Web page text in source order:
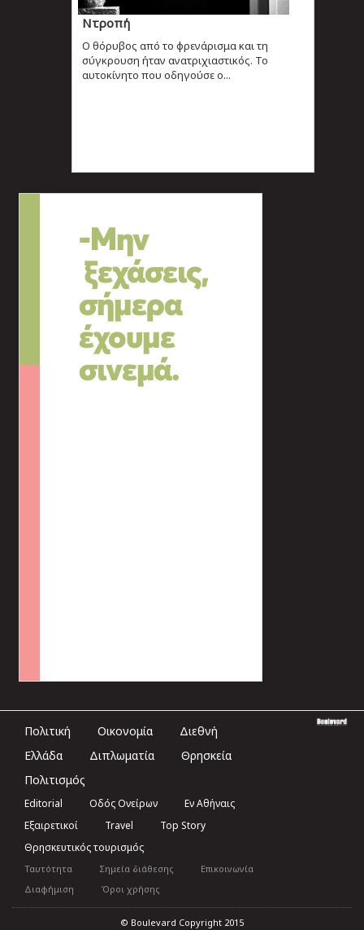
Ντροπή
O θόρυβος από το φρενάρισμα και τη
σύγκρουση ήταν ανατριχιαστικός. Το
αυτοκίνητο που οδηγούσε ο...
Πολιτική Οικονομία
Διεθνή
Ελλάδα
Διπλωματία
Θρησκεία
Πολιτισμός
Editorial Οδός Ονείρων
Εν Αθήναις
Εξαιρετικοί
Travel
Top Story
Θρησκευτικός τουρισμός
Ταυτότητα Σημεία διάθεσης
Επικοινωνία
Διαφήμιση
Όροι χρήσης
© Boulevard Copyright 2015